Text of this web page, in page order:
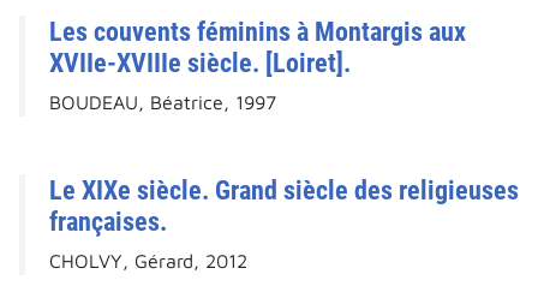
Les couvents féminins à Montargis aux
XVIIe-XVIIIe siècle. [Loiret].
BOUDEAU, Béatrice, 1997
Le XIXe siècle. Grand siècle des religieuses
françaises.
CHOLVY, Gérard, 2012